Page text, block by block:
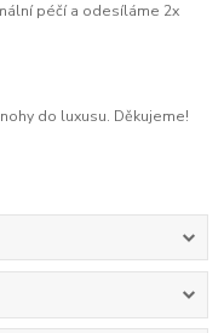
péčí a odesíláme 2x
do luxusu. Děkujeme!